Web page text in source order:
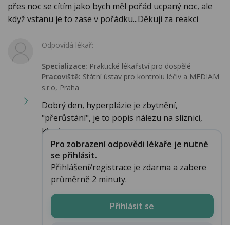
přes noc se cítím jako bych měl pořád ucpaný noc, ale
když vstanu je to zase v pořádku...Děkuji za reakci
Odpovídá lékař:
Specializace: Praktické lékařství pro dospělé
Pracoviště: Státní ústav pro kontrolu léčiv a MEDIAM
s.r.o, Praha
Dobrý den, hyperplázie je zbytnění,
"přerůstání", je to popis nálezu na sliznici,
který ne...
Pro zobrazení odpovědi lékaře je nutné
se přihlásit.
Přihlášení/registrace je zdarma a zabere
průměrně 2 minuty.
Přihlásit se